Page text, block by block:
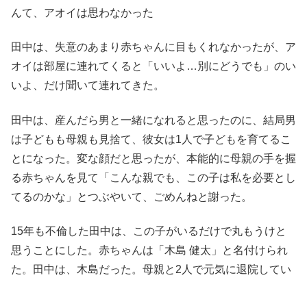
んて、アオイは思わなかった
田中は、失意のあまり赤ちゃんに目もくれなかったが、ア
オイは部屋に連れてくると「いいよ…別にどうでも」のい
いよ、だけ聞いて連れてきた。
田中は、産んだら男と一緒になれると思ったのに、結局男
は子どもも母親も見捨て、彼女は1人で子どもを育てるこ
とになった。変な顔だと思ったが、本能的に母親の手を握
る赤ちゃんを見て「こんな親でも、この子は私を必要とし
てるのかな」とつぶやいて、ごめんねと謝った。
15年も不倫した田中は、この子がいるだけで丸もうけと
思うことにした。赤ちゃんは「木島 健太」と名付けられ
た。田中は、木島だった。母親と2人で元気に退院してい